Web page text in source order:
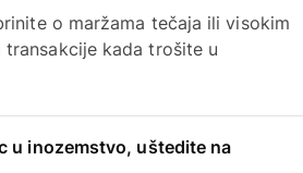
o maržama tečaja ili visokim
transakcije kada trošite u
u inozemstvo, uštedite na